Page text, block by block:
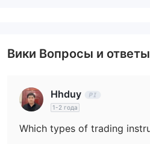
Вики Вопросы и ответы
Hhduy
1-2 года